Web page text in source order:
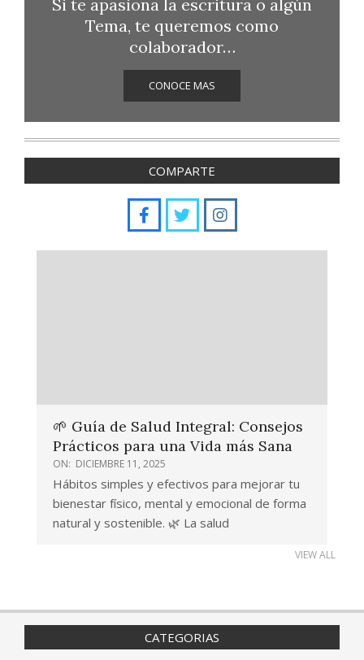
Si te apasiona la escritura o algún
Tema, te queremos como
colaborador…
CONOCE MAS
COMPARTE
🌱 Guía de Salud Integral: Consejos
Prácticos para una Vida más Sana
ON: DICIEMBRE 11, 2025
Hábitos simples y efectivos para mejorar tu
bienestar físico, mental y emocional de forma
natural y sostenible. 🌿 La salud
VIEW ALL
CATEGORIAS